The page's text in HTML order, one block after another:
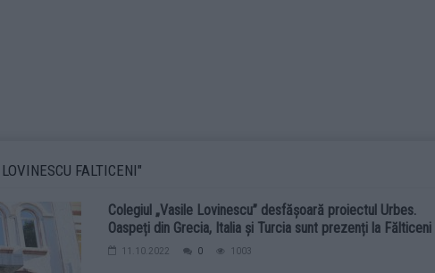
FALTICENI"
Colegiul „Vasile Lovinescu” desfășoară proiectul Urbes.
Oaspeți din Grecia, Italia și Turcia sunt prezenți la Fălticeni
11.10.2022 0 1003